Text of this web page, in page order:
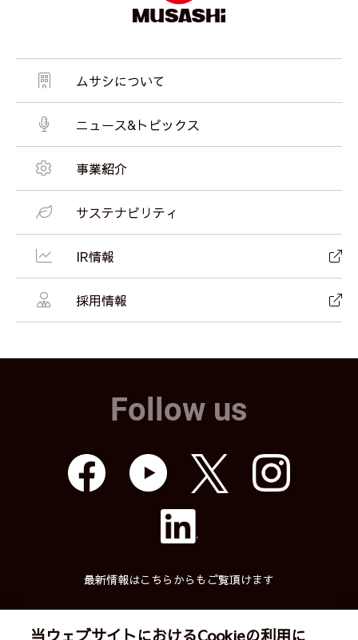
ムサシについて
ニュース&トピックス
事業紹介
サステナビリティ
IR情報
採用情報
Follow us
最新情報はこちらからもご覧頂けます
当ウェブサイトにおけるCookieの利用に